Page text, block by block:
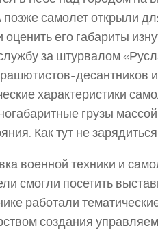
позже самолет открыли
оценить его габариты
за штурвалом
десантников
характеристики
грузы
Как тут не
военной техники и
смогли посетить
работали
создания